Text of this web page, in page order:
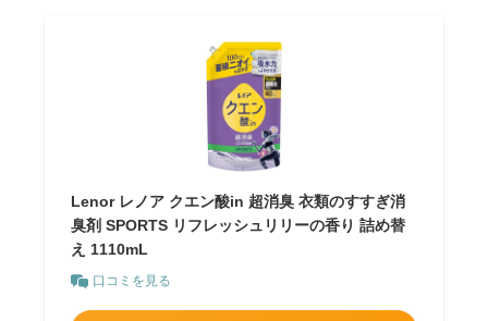
Lenor レノア クエン酸in 超消臭 衣類のすすぎ消
臭剤 SPORTS リフレッシュリリーの香り 詰め替
え 1110mL
口コミを見る